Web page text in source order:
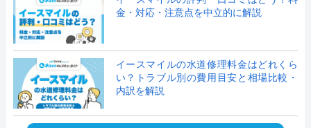
金・対応・注意点を中立的に解説
イースマイルの水道修理料金はどれくら
い？トラブル別の費用目安と相場比較・
内訳を解説